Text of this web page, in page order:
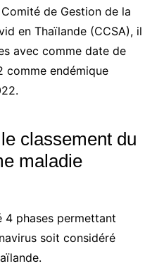
de Gestion de la
en Thaïlande (CCSA), il
avec comme date de
comme endémique
classement du
maladie
phases permettant
soit considéré